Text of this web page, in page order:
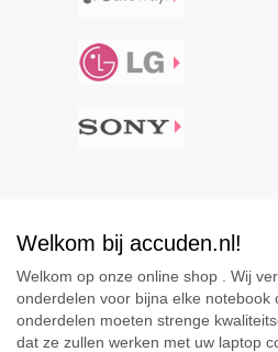
Welkom bij accuden.nl!
Welkom op onze online shop . Wij
onderdelen voor bijna elke notebook
onderdelen moeten strenge
dat ze zullen werken met uw laptop